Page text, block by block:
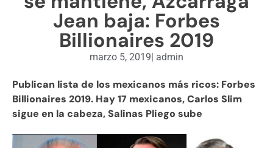
Jean baja: Forbes
Billionaires 2019
marzo 5, 2019| admin
Publican lista de los mexicanos más ricos: Forbes
Billionaires 2019. Hay 17 mexicanos, Carlos Slim
sigue en la cabeza, Salinas Pliego sube